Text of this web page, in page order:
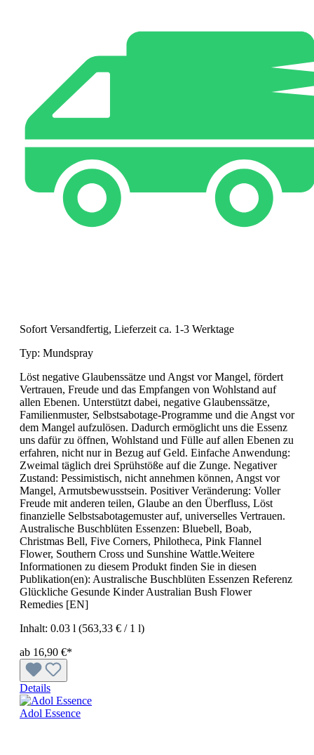
Sofort Versandfertig, Lieferzeit ca. 1-3 Werktage
Typ: Mundspray
Löst negative Glaubenssätze und Angst vor Mangel, fördert
Vertrauen, Freude und das Empfangen von Wohlstand auf
allen Ebenen. Unterstützt dabei, negative Glaubenssätze,
Familienmuster, Selbstsabotage-Programme und die Angst vor
dem Mangel aufzulösen. Dadurch ermöglicht uns die Essenz
uns dafür zu öffnen, Wohlstand und Fülle auf allen Ebenen zu
erfahren, nicht nur in Bezug auf Geld. Einfache Anwendung:
Zweimal täglich drei Sprühstöße auf die Zunge. Negativer
Zustand: Pessimistisch, nicht annehmen können, Angst vor
Mangel, Armutsbewusstsein. Positiver Veränderung: Voller
Freude mit anderen teilen, Glaube an den Überfluss, Löst
finanzielle Selbstsabotagemuster auf, universelles Vertrauen.
Australische Buschblüten Essenzen: Bluebell, Boab,
Christmas Bell, Five Corners, Philotheca, Pink Flannel
Flower, Southern Cross und Sunshine Wattle.Weitere
Informationen zu diesem Produkt finden Sie in diesen
Publikation(en): Australische Buschblüten Essenzen Referenz
Glückliche Gesunde Kinder Australian Bush Flower
Remedies [EN]
Inhalt: 0.03 l (563,33 € / 1 l)
ab 16,90 €*
Details
Adol Essence